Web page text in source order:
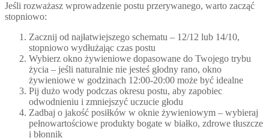
Jeśli rozważasz wprowadzenie postu przerywanego, warto zacząć
stopniowo:
Zacznij od najłatwiejszego schematu – 12/12 lub 14/10,
stopniowo wydłużając czas postu
Wybierz okno żywieniowe dopasowane do Twojego trybu
życia – jeśli naturalnie nie jesteś głodny rano, okno
żywieniowe w godzinach 12:00-20:00 może być idealne
Pij dużo wody podczas okresu postu, aby zapobiec
odwodnieniu i zmniejszyć uczucie głodu
Zadbaj o jakość posiłków w oknie żywieniowym – wybieraj
pełnowartościowe produkty bogate w białko, zdrowe tłuszcze
i błonnik